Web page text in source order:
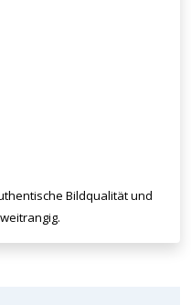
Bildqualität und